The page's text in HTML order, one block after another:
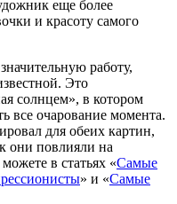
еще более
и красоту самого
работу,
Это
солнцем», в котором
все очарование момента.
для обеих картин,
они повлияли на
в статьях «Самые
» и «Самые